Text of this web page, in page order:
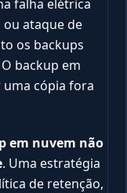
falha elétrica
ataque de
os backups
backup em
uma cópia fora
em nuvem não
. Uma estratégia
de retenção,